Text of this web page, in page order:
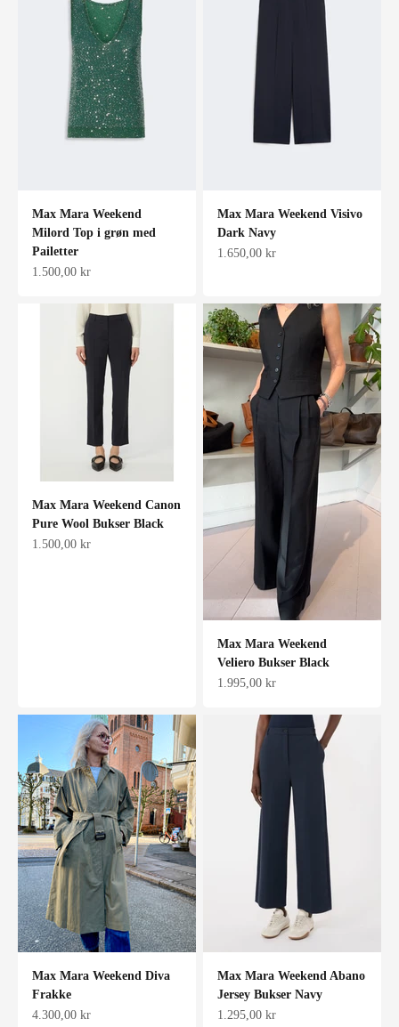
Max Mara Weekend
Milord Top i grøn med
Pailetter
Salgspris
1.500,00 kr
Max Mara Weekend Visivo
Dark Navy
Salgspris
1.650,00 kr
Max Mara Weekend Canon
Pure Wool Bukser Black
Salgspris
1.500,00 kr
Max Mara Weekend
Veliero Bukser Black
Salgspris
1.995,00 kr
Max Mara Weekend Diva
Frakke
Salgspris
4.300,00 kr
Max Mara Weekend Abano
Jersey Bukser Navy
Salgspris
1.295,00 kr